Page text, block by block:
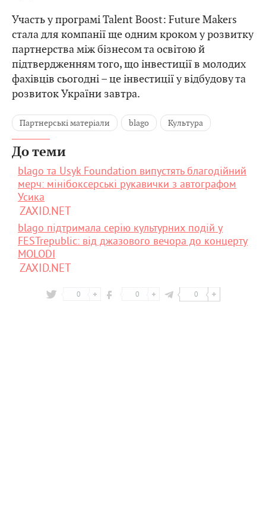
Участь у програмі Talent Boost: Future Makers
стала для компанії ще одним кроком у розвитку
партнерства між бізнесом та освітою й
підтвердженням того, що інвестиції в молодих
фахівців сьогодні – це інвестиції у відбудову та
розвиток України завтра.
Партнерські матеріали blago Культура
До теми
blago та Usyk Foundation випустять благодійний
мерч: мінібоксерські рукавички з автографом
Усика
ZAXID.NET
blago підтримала серію культурних подій у
FESTrepublic: від джазового вечора до концерту
MOLODI
ZAXID.NET
0 0 0